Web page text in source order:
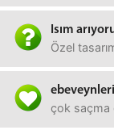
Isım
Özel
çok saçma